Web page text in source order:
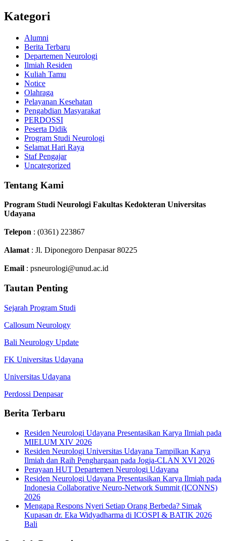
Kategori
Alumni
Berita Terbaru
Departemen Neurologi
Ilmiah Residen
Kuliah Tamu
Notice
Olahraga
Pelayanan Kesehatan
Pengabdian Masyarakat
PERDOSSI
Peserta Didik
Program Studi Neurologi
Selamat Hari Raya
Staf Pengajar
Uncategorized
Tentang Kami
Program Studi Neurologi Fakultas Kedokteran Universitas
Udayana
Telepon : (0361) 223867
Alamat : Jl. Diponegoro Denpasar 80225
Email : psneurologi@unud.ac.id
Tautan Penting
Sejarah Program Studi
Callosum Neurology
Bali Neurology Update
FK Universitas Udayana
Universitas Udayana
Perdossi Denpasar
Berita Terbaru
Residen Neurologi Udayana Presentasikan Karya Ilmiah pada
MIELUM XIV 2026
Residen Neurologi Universitas Udayana Tampilkan Karya
Ilmiah dan Raih Penghargaan pada Jogja-CLAN XVI 2026
Perayaan HUT Departemen Neurologi Udayana
Residen Neurologi Udayana Presentasikan Karya Ilmiah pada
Indonesia Collaborative Neuro-Network Summit (ICONNS)
2026
Mengapa Respons Nyeri Setiap Orang Berbeda? Simak
Kupasan dr. Eka Widyadharma di ICOSPI & BATIK 2026
Bali